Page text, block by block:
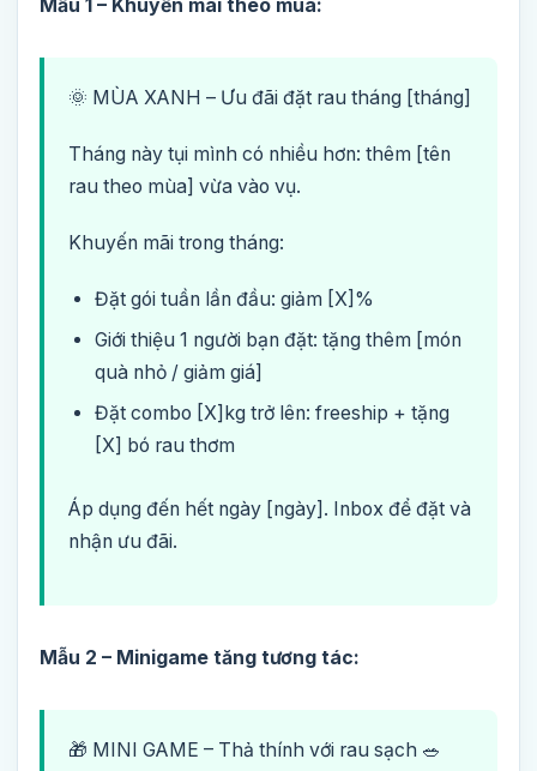
Mẫu 1 – Khuyến mãi theo mùa:
🌞 MÙA XANH – Ưu đãi đặt rau tháng [tháng]
Tháng này tụi mình có nhiều hơn: thêm [tên
rau theo mùa] vừa vào vụ.
Khuyến mãi trong tháng:
Đặt gói tuần lần đầu: giảm [X]%
Giới thiệu 1 người bạn đặt: tặng thêm [món
quà nhỏ / giảm giá]
Đặt combo [X]kg trở lên: freeship + tặng
[X] bó rau thơm
Áp dụng đến hết ngày [ngày]. Inbox để đặt và
nhận ưu đãi.
Mẫu 2 – Minigame tăng tương tác:
🎁 MINI GAME – Thả thính với rau sạch 🥗